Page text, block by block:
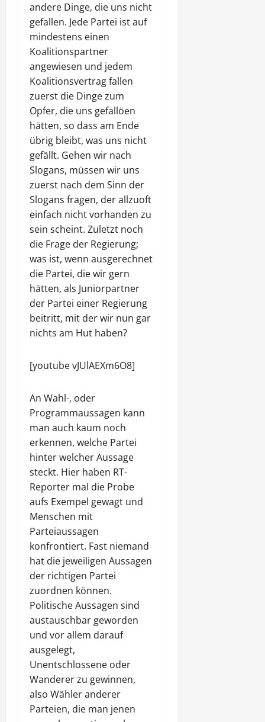
andere Dinge, die uns nicht
gefallen. Jede Partei ist auf
mindestens einen
Koalitionspartner
angewiesen und jedem
Koalitionsvertrag fallen
zuerst die Dinge zum
Opfer, die uns gefallöen
hätten, so dass am Ende
übrig bleibt, was uns nicht
gefällt. Gehen wir nach
Slogans, müssen wir uns
zuerst nach dem Sinn der
Slogans fragen, der allzuoft
einfach nicht vorhanden zu
sein scheint. Zuletzt noch
die Frage der Regierung;
was ist, wenn ausgerechnet
die Partei, die wir gern
hätten, als Juniorpartner
der Partei einer Regierung
beitritt, mit der wir nun gar
nichts am Hut haben?
[youtube vJUlAEXm6O8]
An Wahl-, oder
Programmaussagen kann
man auch kaum noch
erkennen, welche Partei
hinter welcher Aussage
steckt. Hier haben RT-
Reporter mal die Probe
aufs Exempel gewagt und
Menschen mit
Parteiaussagen
konfrontiert. Fast niemand
hat die jeweiligen Aussagen
der richtigen Partei
zuordnen können.
Politische Aussagen sind
austauschbar geworden
und vor allem darauf
ausgelegt,
Unentschlossene oder
Wanderer zu gewinnen,
also Wähler anderer
Parteien, die man jenen